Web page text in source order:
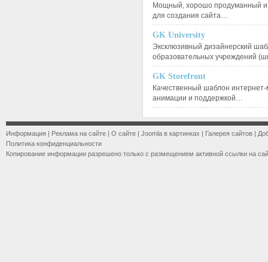
Мощный, хорошо продуманный и
для создания сайта…
GK University
Эксклюзивный дизайнерский
образовательных учреждений
GK Storefront
Качественный шаблон
анимации и поддержкой…
Информация | Реклама на сайте | О сайте | Joomla в картинках | Галерея сайтов |
Политика конфиденциальности
Копирование информации разрешено только с размещением активной ссылки на